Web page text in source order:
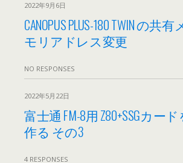
2022年9月6日
CANOPUS PLUS-180 TWIN の共有
モリアドレス変更
NO RESPONSES
2022年5月22日
富士通 FM-8用 Z80+SSGカード
作る その3
4 RESPONSES